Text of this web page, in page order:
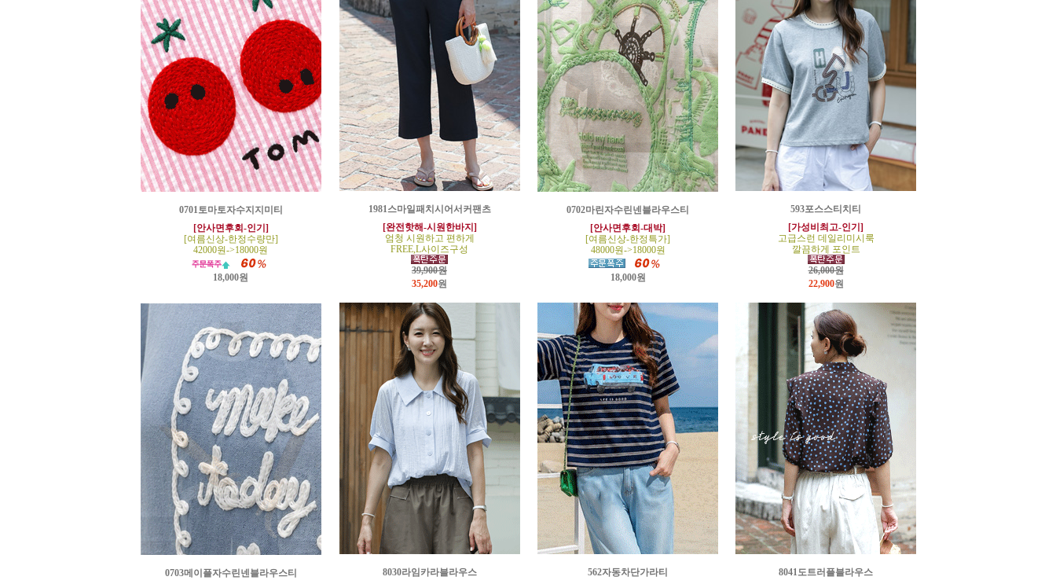
0701토마토자수지지미티
[안사면후회-인기]
[여름신상-한정수량만]
42000원->18000원
18,000원
1981스마일패치시어서커팬츠
[완전핫해-시원한바지]
엄청 시원하고 편하게
FREE,L사이즈구성
39,900원
35,200원
0702마린자수린넨블라우스티
[안사면후회-대박]
[여름신상-한정특가]
48000원->18000원
18,000원
593포스스티치티
[가성비최고-인기]
고급스런 데일리미시룩
깔끔하게 포인트
26,000원
22,900원
0703메이플자수린넨블라우스티
8030라임카라블라우스
562자동차단가라티
8041도트러플블라우스